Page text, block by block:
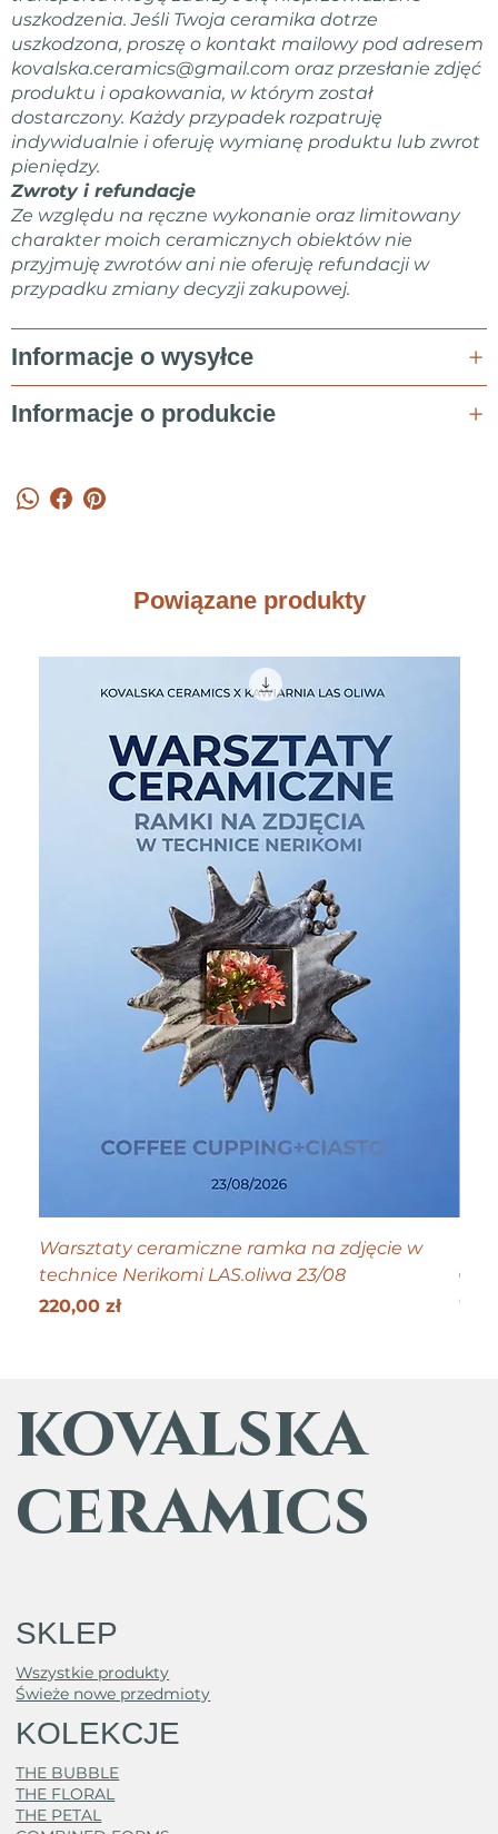
uszkodzenia. Jeśli Twoja ceramika dotrze
uszkodzona, proszę o kontakt mailowy pod adresem
kovalska.ceramics@gmail.com oraz przesłanie zdjęć
produktu i opakowania, w którym został
dostarczony. Każdy przypadek rozpatruję
indywidualnie i oferuję wymianę produktu lub zwrot
pieniędzy.
Zwroty i refundacje
Ze względu na ręczne wykonanie oraz limitowany
charakter moich ceramicznych obiektów nie
przyjmuję zwrotów ani nie oferuję refundacji w
przypadku zmiany decyzji zakupowej.
Informacje o wysyłce
Informacje o produkcie
Powiązane produkty
Warsztaty ceramiczne ramka na zdjęcie w
technice Nerikomi LAS.oliwa 23/08
Cena
220,00 zł Get
kovalska
ceramics
SKLEP
Wszystkie produkty
Świeże nowe przedmioty
KOLEKCJE
THE BUBBLE
THE FLORAL
THE PETAL